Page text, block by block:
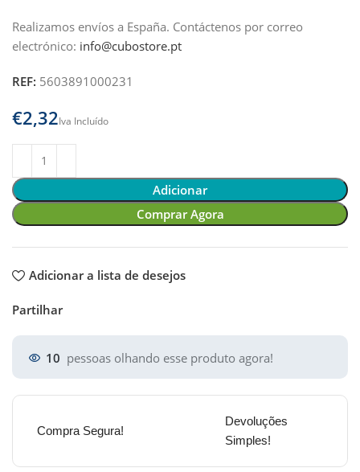
Realizamos envíos a España. Contáctenos por correo
electrónico: info@cubostore.pt
REF: 5603891000231
€
Adicionar
Comprar Agora
Adicionar a lista de desejos
Partilhar
10 pessoas olhando esse produto agora!
Compra Segura!
Devoluções
Simples!